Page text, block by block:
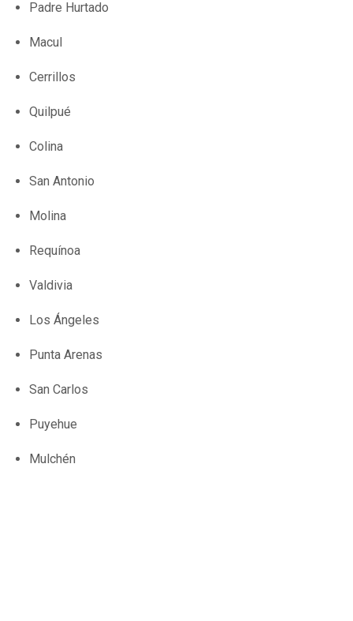
Padre Hurtado
Macul
Cerrillos
Quilpué
Colina
San Antonio
Molina
Requínoa
Valdivia
Los Ángeles
Punta Arenas
San Carlos
Puyehue
Mulchén